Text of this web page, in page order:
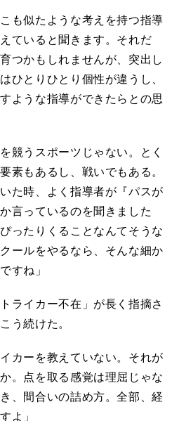
も似たような考えを持つ指導
ていると聞きます。それだ
つかもしれませんが、突出し
ひとりひとり個性が違うし、
ような指導ができたらとの思
競うスポーツじゃない。とく
素もあるし、戦いでもある。
た時、よく指導者が『パスが
言っているのを聞きました
ったりくることなんてそうな
ールをやるなら、そんな細か
すね」
ライカー不在」が長く指摘さ
う続けた。
カーを教えていない。それが
。点を取る感覚は理屈じゃな
、間合いの詰め方。全部、経
よ」